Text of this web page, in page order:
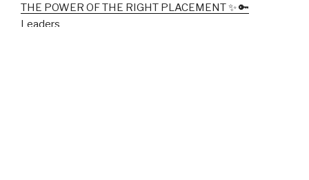
THE POWER OF THE RIGHT PLACEMENT ✨ 🔑
Leaders